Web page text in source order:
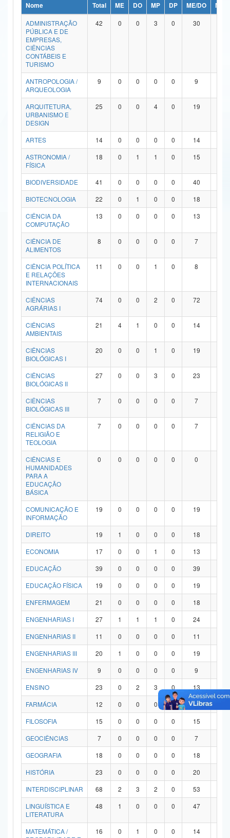
Ministério da Ciência, Tecnologia, Inovações e Comunicações
Ministério do Meio Ambiente
Ministério do Turismo
Ministério do Desenvolvimento Regional
Controladoria-Geral da União
Ministério da Mulher, da Família e dos Direitos Humanos
Secretaria de Governo
Advocacia-Geral da União
Banco Central do Brasil
Nome Total ME DO MP DP ME/DO
MP/
ADMINISTRAÇÃO
PÚBLICA E DE
EMPRESAS,
CIÊNCIAS
CONTÁBEIS E
TURISMO
42 0 0 3 0 30
ANTROPOLOGIA /
ARQUEOLOGIA
9 0 0 0 0 9
ARQUITETURA,
URBANISMO E
DESIGN
25 0 0 4 0 19
ARTES 14 0 0 0 0 14
ASTRONOMIA /
FÍSICA
18 0 1 1 0 15
BIODIVERSIDADE 41 0 0 0 0 40
BIOTECNOLOGIA
22 0 1 0 0 18
CIÊNCIA DA
COMPUTAÇÃO
13 0 0 0 0 13
CIÊNCIA DE
ALIMENTOS
8 0 0 0 0 7
CIÊNCIA POLÍTICA
E RELAÇÕES
INTERNACIONAIS
11 0 0 1 0 8
CIÊNCIAS
AGRÁRIAS I
74 0 0 2 0 72
CIÊNCIAS
AMBIENTAIS
21 4 1 0 0 14
CIÊNCIAS
BIOLÓGICAS I
20 0 0 1 0 19
CIÊNCIAS
BIOLÓGICAS II
27 0 0 3 0 23
CIÊNCIAS
BIOLÓGICAS III
7 0 0 0 0 7
CIÊNCIAS DA
RELIGIÃO E
TEOLOGIA
7 0 0 0 0 7
CIÊNCIAS E
HUMANIDADES
PARA A
EDUCAÇÃO
BÁSICA
0 0 0 0 0 0
COMUNICAÇÃO E
INFORMAÇÃO
19 0 0 0 0 19
DIREITO 19 1 0 0 0 18
ECONOMIA
17 0 0 1 0 13
EDUCAÇÃO
39 0 0 0 0 39
EDUCAÇÃO FÍSICA
19 0 0 0 0 19
ENFERMAGEM
21 0 0 0 0 18
ENGENHARIAS I
27 1 1 1 0 24
ENGENHARIAS II
11 0 0 0 0 11
ENGENHARIAS III
20 1 0 0 0 19
ENGENHARIAS IV
9 0 0 0 0 9
ENSINO
23 0 2 3 0 13
FARMÁCIA
12 0 0 0 0 12
FILOSOFIA
15 0 0 0 0 15
GEOCIÊNCIAS
7 0 0 0 0 7
GEOGRAFIA
18 0 0 0 0 18
HISTÓRIA
23 0 0 0 0 20
INTERDISCIPLINAR
68 2 3 2 0 53
LINGUÍSTICA E
LITERATURA
48 1 0 0 0 47
MATEMÁTICA /
16 0 1 0 0 14